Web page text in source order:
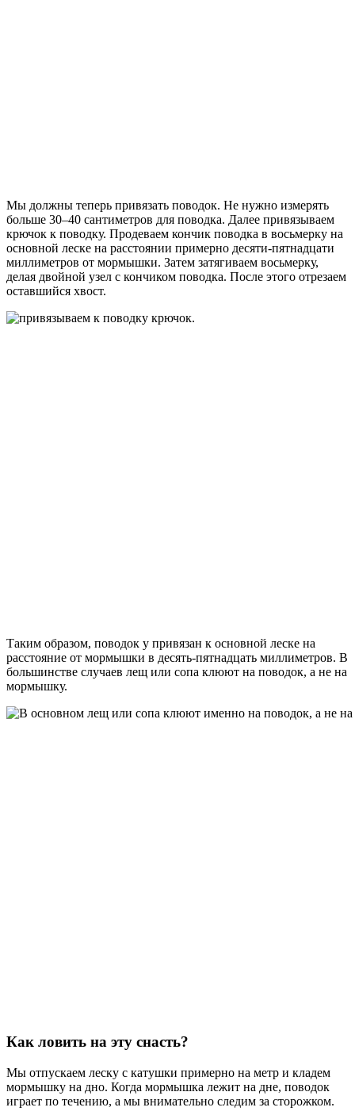
Мы должны теперь привязать поводок. Не нужно измерять
больше 30–40 cантиметров для поводка. Далее привязываем
крючок к поводку. Продеваем кончик поводка в восьмерку на
основной леске на расстоянии примерно десяти-пятнадцати
миллиметров от мормышки. Затем затягиваем восьмерку,
делая двойной узел с кончиком поводка. После этого отрезаем
оставшийся хвост.
Таким образом, поводок y привязан к основной леске на
расстояние от мормышки в десять-пятнадцать миллиметров. В
большинстве случаев лещ или сопа клюют на поводок, а не на
мормышку.
Как ловить на эту cнасть?
Мы отпускаем леску с катушки примерно на метр и кладем
мормышку на дно. Когда мормышка лежит на дне, поводок
играет по течению, а мы внимательно следим за сторожком.